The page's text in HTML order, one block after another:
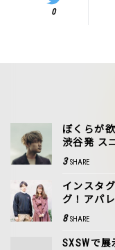
0
ぼくらが
渋谷発 ス
3 SHARE
インスタ
グ！アパ
8 SHARE
SXSWで